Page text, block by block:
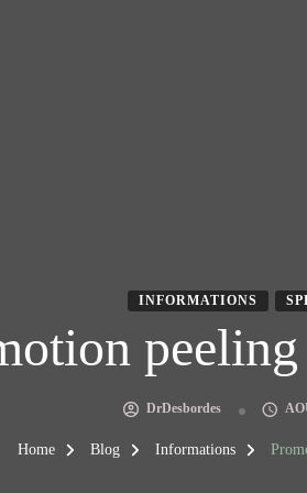
INFORMATIONS
DrDesbordes
Home Blog Informations